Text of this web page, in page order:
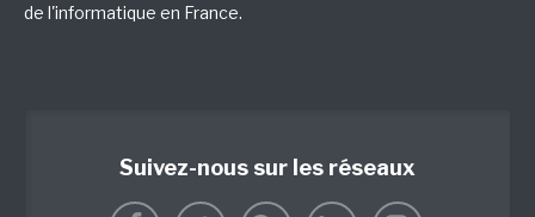
de l'informatique en France.
Suivez-nous sur les réseaux